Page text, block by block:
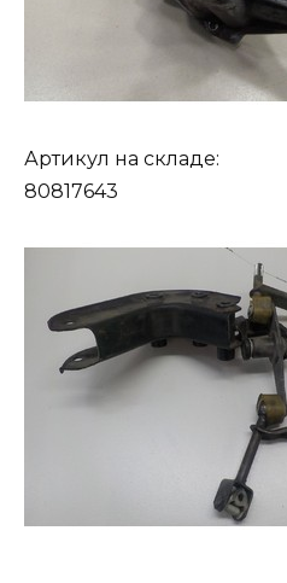
Артикул на складе:
80817643